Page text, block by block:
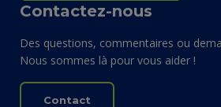
Contactez-nous
Des questions, commentaires ou
Nous sommes là pour vous aider !
Contact